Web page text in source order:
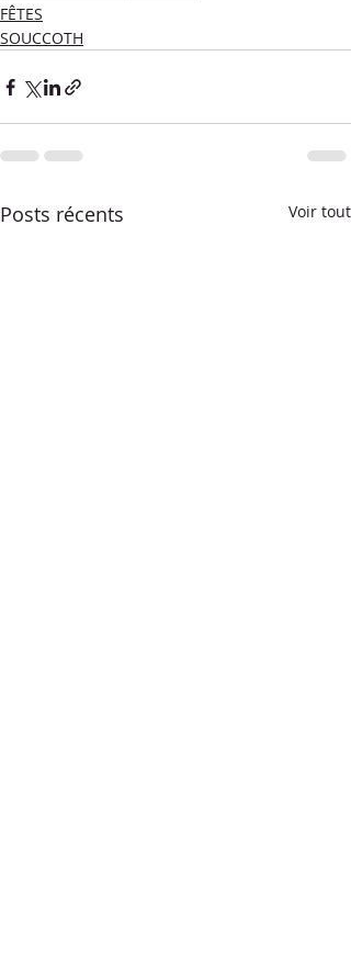
FÊTES
SOUCCOTH
Posts récents Voir tout